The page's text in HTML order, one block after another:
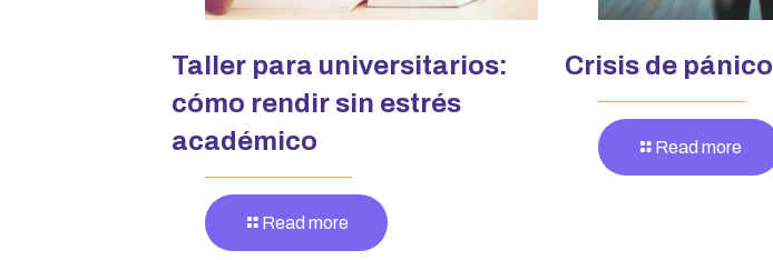
Taller para universitarios:
cómo rendir sin estrés
académico
Read more
Crisis de pánico
Read more